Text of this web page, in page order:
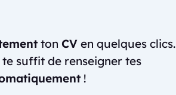
ton CV en quelques clics.
te suffit de renseigner tes
!